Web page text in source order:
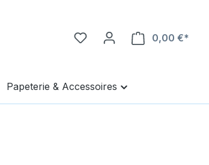
0,00 €*
Papeterie & Accessoires